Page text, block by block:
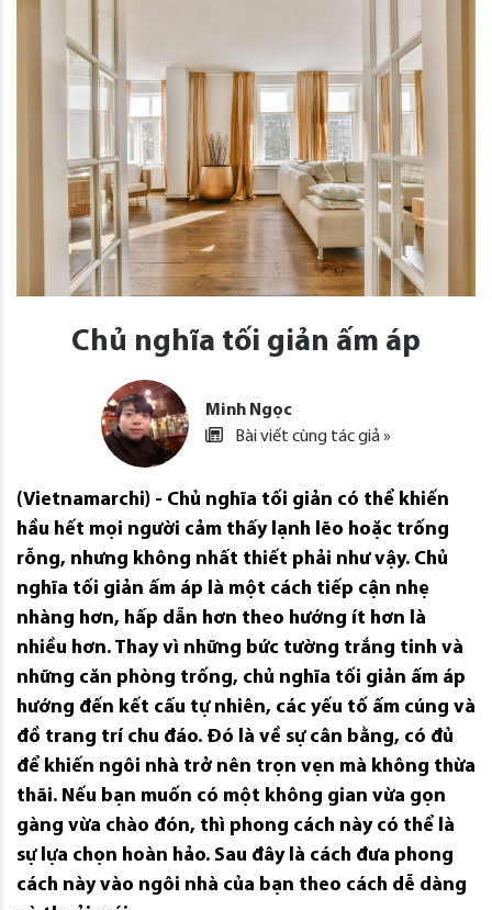
Chủ nghĩa tối giản ấm áp
Minh Ngọc
Bài viết cùng tác giả »
(Vietnamarchi) - Chủ nghĩa tối giản có thể khiến
hầu hết mọi người cảm thấy lạnh lẽo hoặc trống
rỗng, nhưng không nhất thiết phải như vậy. Chủ
nghĩa tối giản ấm áp là một cách tiếp cận nhẹ
nhàng hơn, hấp dẫn hơn theo hướng ít hơn là
nhiều hơn. Thay vì những bức tường trắng tinh và
những căn phòng trống, chủ nghĩa tối giản ấm áp
hướng đến kết cấu tự nhiên, các yếu tố ấm cúng và
đồ trang trí chu đáo. Đó là về sự cân bằng, có đủ
để khiến ngôi nhà trở nên trọn vẹn mà không thừa
thãi. Nếu bạn muốn có một không gian vừa gọn
gàng vừa chào đón, thì phong cách này có thể là
sự lựa chọn hoàn hảo. Sau đây là cách đưa phong
cách này vào ngôi nhà của bạn theo cách dễ dàng